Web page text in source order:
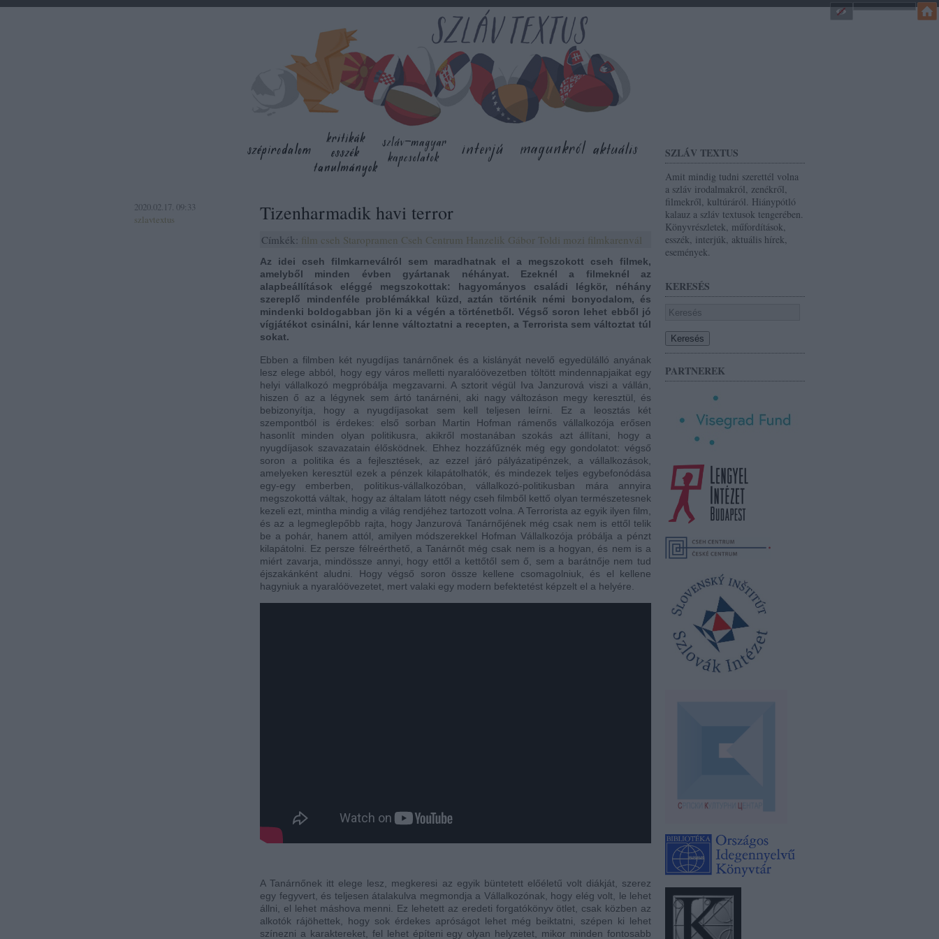
SZLÁV TEXTUS
Amit mindig tudni szerettél volna
a szláv irodalmakról, zenékről,
filmekről, kultúráról. Hiánypótló
kalauz a szláv textusok tengerében.
Könyvrészletek, műfordítások,
esszék, interjúk, aktuális hírek,
események.
KERESÉS
PARTNEREK
2020.02.17. 09:33
szlavtextus
Tizenharmadik havi terror
Címkék: film cseh Staropramen Cseh Centrum Hanzelik Gábor Toldi mozi filmkarenvál
Az idei cseh filmkarneválról sem maradhatnak el a megszokott cseh filmek,
amelyből minden évben gyártanak néhányat. Ezeknél a filmeknél az
alapbeállítások eléggé megszokottak: hagyományos családi légkör, néhány
szereplő mindenféle problémákkal küzd, aztán történik némi bonyodalom, és
mindenki boldogabban jön ki a végén a történetből. Végső soron lehet ebből jó
vígjátékot csinálni, kár lenne változtatni a recepten, a Terrorista sem változtat túl
sokat.
Ebben a filmben két nyugdíjas tanárnőnek és a kislányát nevelő egyedülálló anyának
lesz elege abból, hogy egy város melletti nyaralóövezetben töltött mindennapjaikat egy
helyi vállalkozó megpróbálja megzavarni. A sztorit végül Iva Janzurová viszi a vállán,
hiszen ő az a légynek sem ártó tanárnéni, aki nagy változáson megy keresztül, és
bebizonyítja, hogy a nyugdíjasokat sem kell teljesen leírni. Ez a leosztás két
szempontból is érdekes: első sorban Martin Hofman rámenős vállalkozója erősen
hasonlít minden olyan politikusra, akikről mostanában szokás azt állítani, hogy a
nyugdíjasok szavazatain élősködnek. Ehhez hozzáfűznék még egy gondolatot: végső
soron a politika és a fejlesztések, az ezzel járó pályázatipénzek, a vállalkozások,
amelyeken keresztül ezek a pénzek kilapátolhatók, és mindezek teljes egybefonódása
egy-egy emberben, politikus-vállalkozóban, vállalkozó-politikusban mára annyira
megszokottá váltak, hogy az általam látott négy cseh filmből kettő olyan természetesnek
kezeli ezt, mintha mindig a világ rendjéhez tartozott volna. A Terrorista az egyik ilyen film,
és az a legmeglepőbb rajta, hogy Janzurová Tanárnőjének még csak nem is ettől telik
be a pohár, hanem attól, amilyen módszerekkel Hofman Vállalkozója próbálja a pénzt
kilapátolni. Ez persze félreérthető, a Tanárnőt még csak nem is a hogyan, és nem is a
miért zavarja, mindössze annyi, hogy ettől a kettőtől sem ő, sem a barátnője nem tud
éjszakánként aludni. Hogy végső soron össze kellene csomagolniuk, és el kellene
hagyniuk a nyaralóövezetet, mert valaki egy modern befektetést képzelt el a helyére.
A Tanárnőnek itt elege lesz, megkeresi az egyik büntetett előéletű volt diákját, szerez
egy fegyvert, és teljesen átalakulva megmondja a Vállalkozónak, hogy elég volt, le lehet
állni, el lehet máshova menni. Ez lehetett az eredeti forgatókönyv ötlet, csak közben az
alkotók rájöhettek, hogy sok érdekes apróságot lehet még beiktatni, szépen ki lehet
színezni a karaktereket, fel lehet építeni egy olyan helyzetet, mikor minden fontosabb